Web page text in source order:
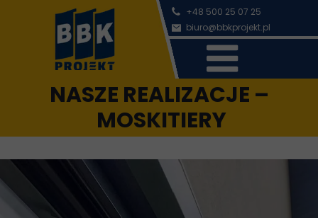
biuro@bbkprojekt.pl
+48 500 25 07 25
NASZE REALIZACJE –
MOSKITIERY